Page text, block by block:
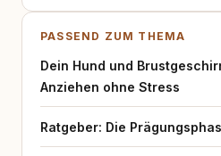
PASSEND ZUM THEMA
Dein Hund und
Anziehen ohne Stress
Ratgeber: Die